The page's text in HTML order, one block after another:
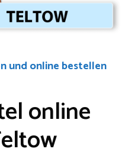
und online bestellen
online